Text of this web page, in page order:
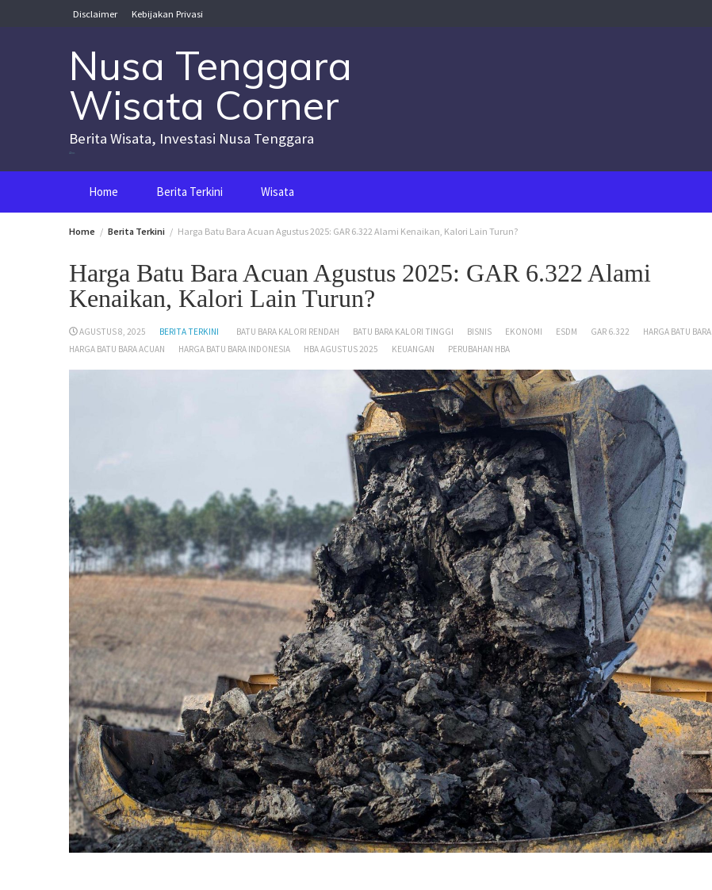
Disclaimer Kebijakan Privasi
Nusa Tenggara
Wisata Corner
Berita Wisata, Investasi Nusa Tenggara
Home Berita Terkini Wisata
Home Berita Terkini Harga Batu Bara Acuan Agustus 2025: GAR 6.322 Alami Kenaikan, Kalori Lain Turun?
Harga Batu Bara Acuan Agustus 2025: GAR 6.322 Alami
Kenaikan, Kalori Lain Turun?
AGUSTUS 8, 2025 BERITA TERKINI BATU BARA KALORI RENDAH BATU BARA KALORI TINGGI BISNIS EKONOMI ESDM GAR 6.322
HARGA BATU BARA
HARGA BATU BARA ACUAN
HARGA BATU BARA INDONESIA HBA AGUSTUS 2025 KEUANGAN PERUBAHAN HBA